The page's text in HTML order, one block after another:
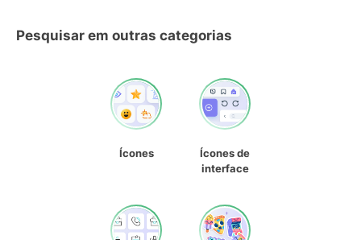
Pesquisar em outras categorias
Ícones
Ícones de
interface